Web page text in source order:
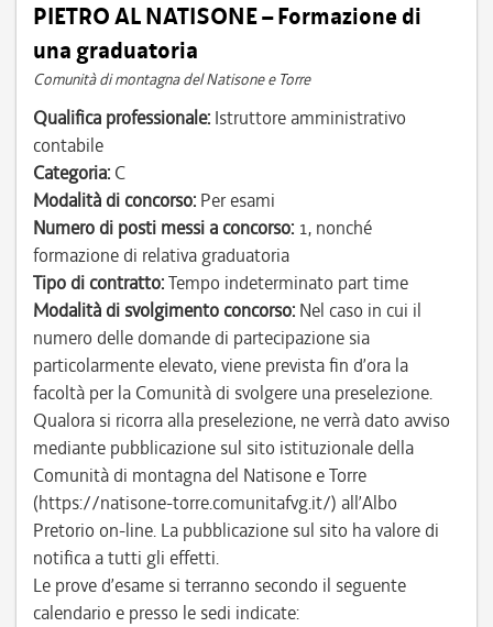
PIETRO AL NATISONE – Formazione di
una graduatoria
Comunità di montagna del Natisone e Torre
Qualifica professionale: Istruttore amministrativo
contabile
Categoria: C
Modalità di concorso: Per esami
Numero di posti messi a concorso: 1, nonché
formazione di relativa graduatoria
Tipo di contratto:Tempo indeterminato part time
Modalità di svolgimento concorso: Nel caso in cui il
numero delle domande di partecipazione sia
particolarmente elevato, viene prevista fin d’ora la
facoltà per la Comunità di svolgere una preselezione.
Qualora si ricorra alla preselezione, ne verrà dato avviso
mediante pubblicazione sul sito istituzionale della
Comunità di montagna del Natisone e Torre
(https://natisone-torre.comunitafvg.it/) all’Albo
Pretorio on-line. La pubblicazione sul sito ha valore di
notifica a tutti gli effetti.
Le prove d’esame si terranno secondo il seguente
calendario e presso le sedi indicate: